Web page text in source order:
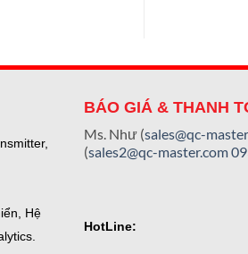
Hệ
BÁO GIÁ & THANH
Ms. Như (sales@qc-
(sales2@qc-master.com
HotLine: